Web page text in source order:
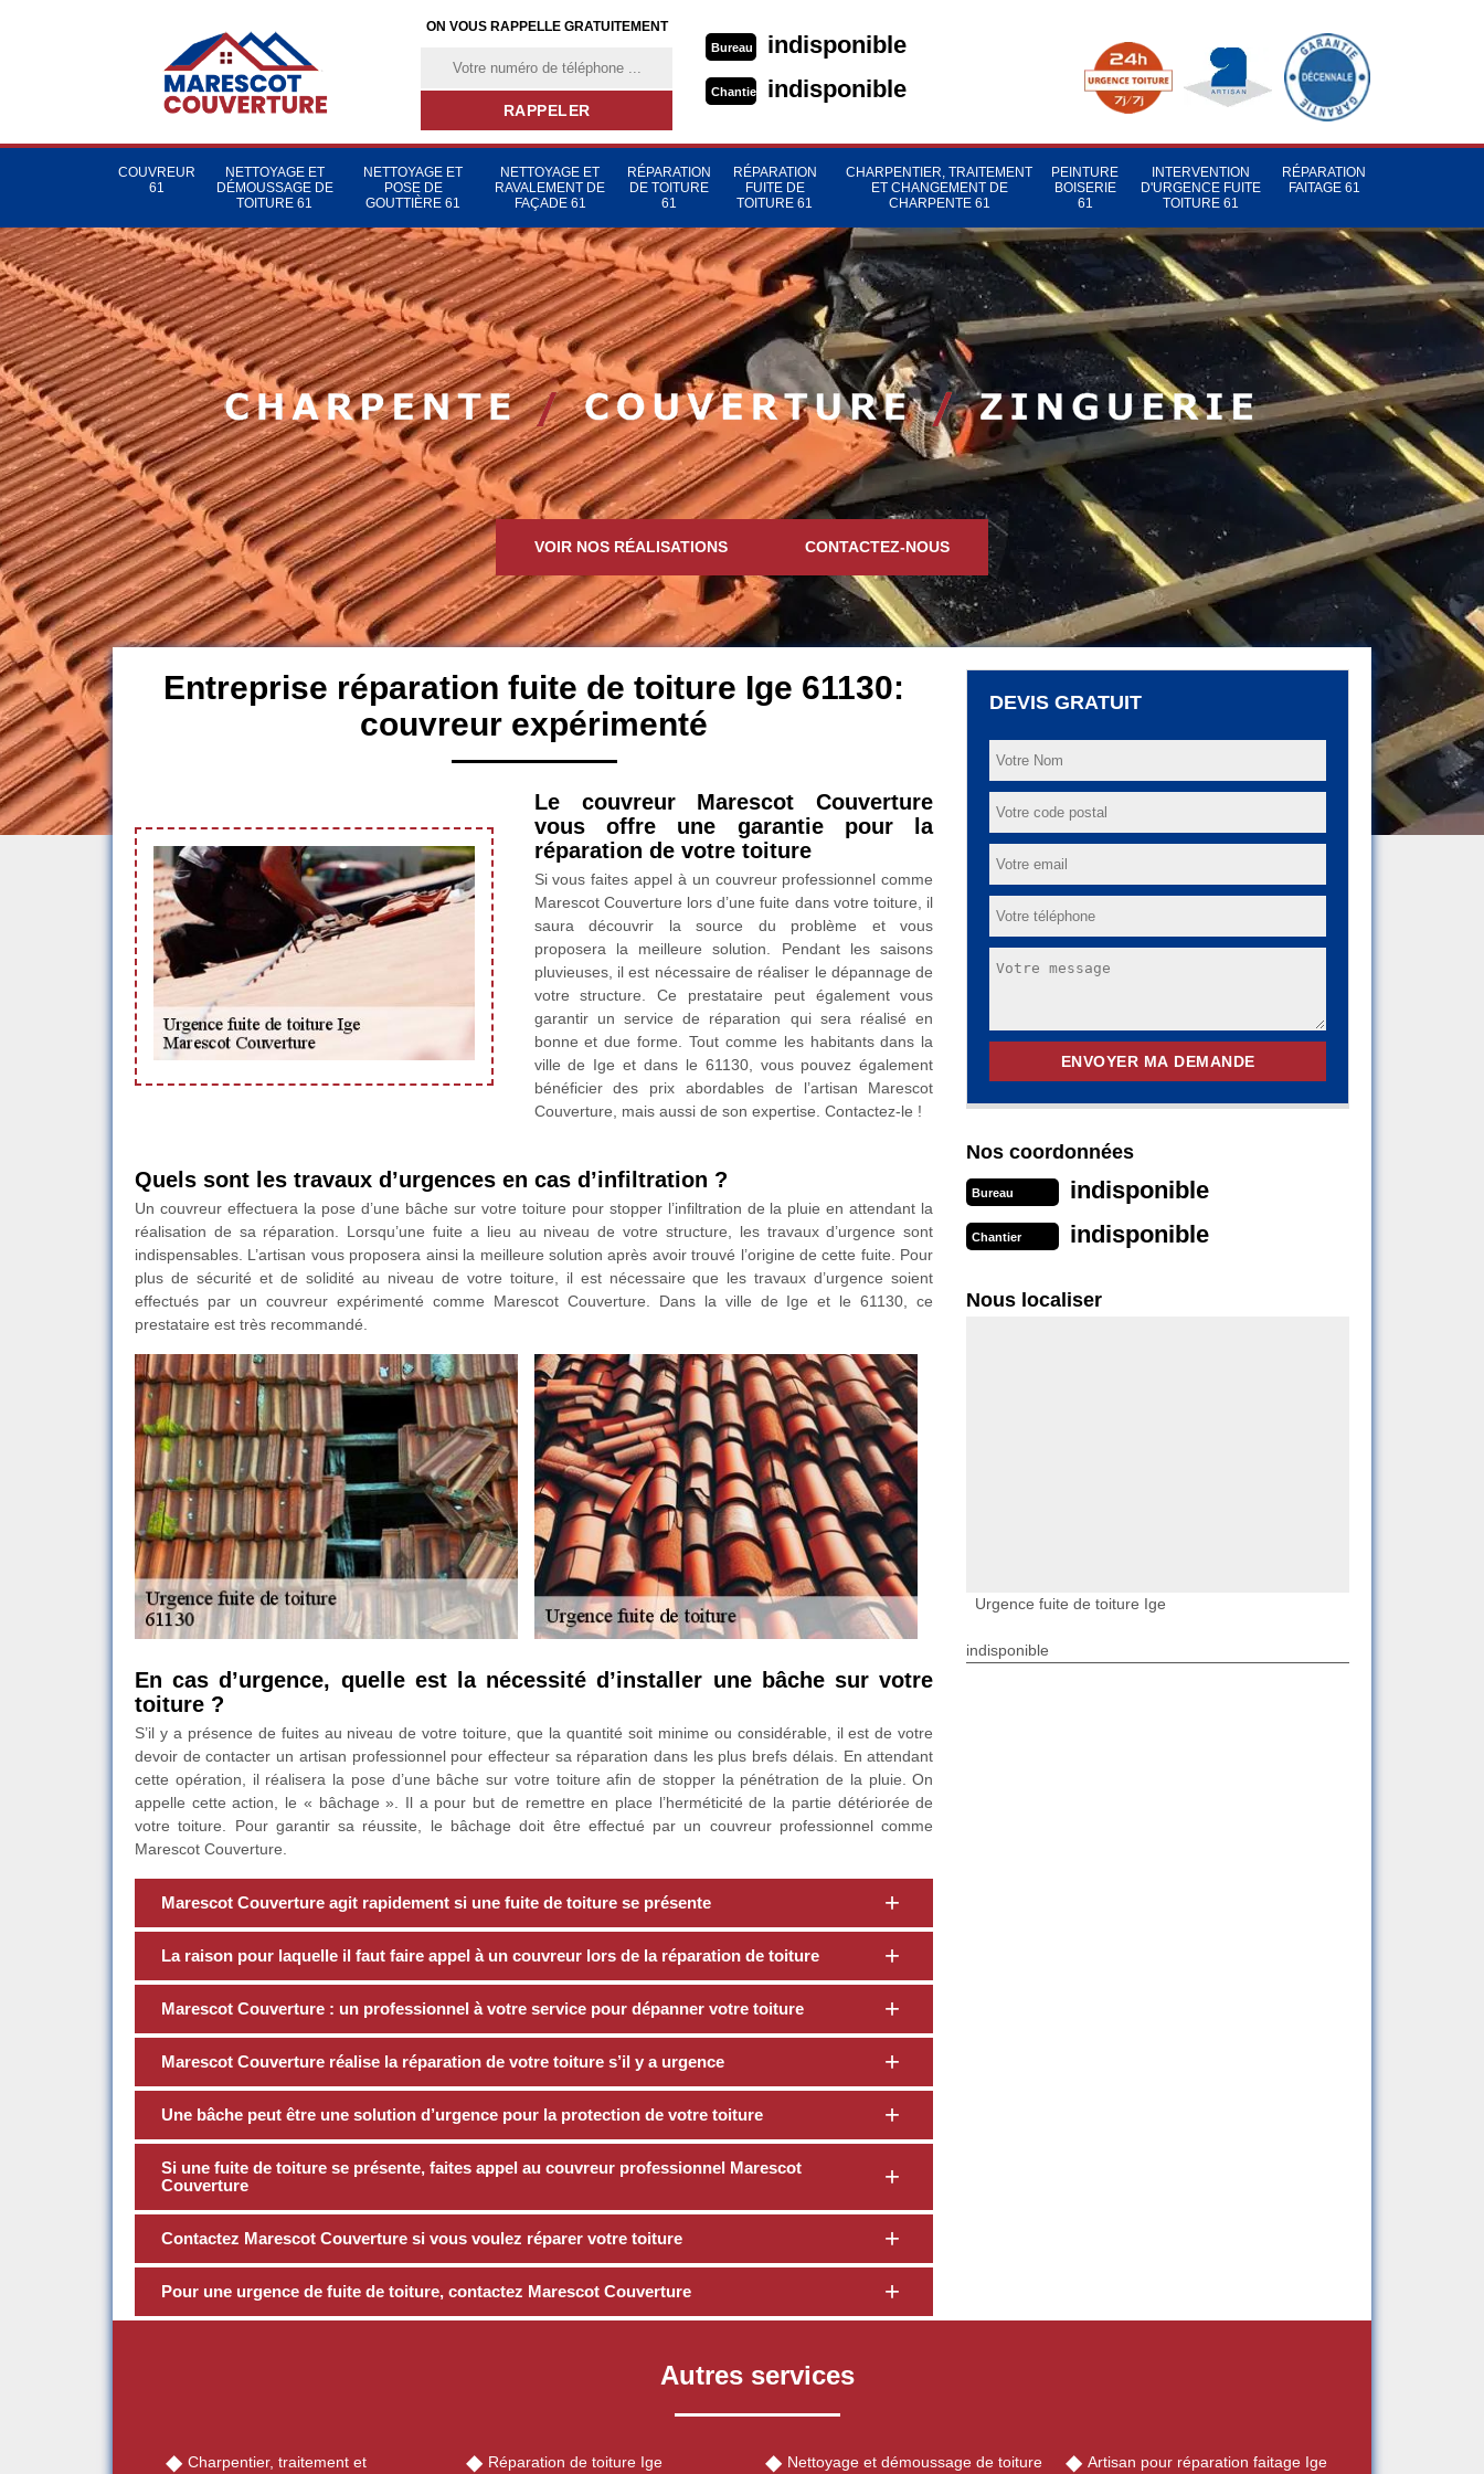
ON VOUS RAPPELLE GRATUITEMENT
Bureau indisponible
Chantier indisponible
COUVREUR
61
NETTOYAGE ET
DÉMOUSSAGE DE
TOITURE 61
NETTOYAGE ET
POSE DE
GOUTTIÈRE 61
NETTOYAGE ET
RAVALEMENT DE
FAÇADE 61
RÉPARATION
DE TOITURE
61
RÉPARATION
FUITE DE
TOITURE 61
CHARPENTIER, TRAITEMENT
ET CHANGEMENT DE
CHARPENTE 61
PEINTURE
BOISERIE
61
INTERVENTION
D'URGENCE FUITE
TOITURE 61
RÉPARATION
FAITAGE 61
VOIR NOS RÉALISATIONS CONTACTEZ-NOUS
Entreprise réparation fuite de toiture Ige 61130:
couvreur expérimenté
Le couvreur Marescot Couverture
vous offre une garantie pour la
réparation de votre toiture
Si vous faites appel à un couvreur professionnel comme
Marescot Couverture lors d’une fuite dans votre toiture, il
saura découvrir la source du problème et vous
proposera la meilleure solution. Pendant les saisons
pluvieuses, il est nécessaire de réaliser le dépannage de
votre structure. Ce prestataire peut également vous
garantir un service de réparation qui sera réalisé en
bonne et due forme. Tout comme les habitants dans la
ville de Ige et dans le 61130, vous pouvez également
bénéficier des prix abordables de l’artisan Marescot
Couverture, mais aussi de son expertise. Contactez-le !
Quels sont les travaux d’urgences en cas d’infiltration ?
Un couvreur effectuera la pose d’une bâche sur votre toiture pour stopper l’infiltration de la pluie en attendant la
réalisation de sa réparation. Lorsqu’une fuite a lieu au niveau de votre structure, les travaux d’urgence sont
indispensables. L’artisan vous proposera ainsi la meilleure solution après avoir trouvé l’origine de cette fuite. Pour
plus de sécurité et de solidité au niveau de votre toiture, il est nécessaire que les travaux d’urgence soient
effectués par un couvreur expérimenté comme Marescot Couverture. Dans la ville de Ige et le 61130, ce
prestataire est très recommandé.
En cas d’urgence, quelle est la nécessité d’installer une bâche sur votre
toiture ?
S’il y a présence de fuites au niveau de votre toiture, que la quantité soit minime ou considérable, il est de votre
devoir de contacter un artisan professionnel pour effecteur sa réparation dans les plus brefs délais. En attendant
cette opération, il réalisera la pose d’une bâche sur votre toiture afin de stopper la pénétration de la pluie. On
appelle cette action, le « bâchage ». Il a pour but de remettre en place l’herméticité de la partie détériorée de
votre toiture. Pour garantir sa réussite, le bâchage doit être effectué par un couvreur professionnel comme
Marescot Couverture.
Marescot Couverture agit rapidement si une fuite de toiture se présente
La raison pour laquelle il faut faire appel à un couvreur lors de la réparation de toiture
Marescot Couverture : un professionnel à votre service pour dépanner votre toiture
Marescot Couverture réalise la réparation de votre toiture s’il y a urgence
Une bâche peut être une solution d’urgence pour la protection de votre toiture
Si une fuite de toiture se présente, faites appel au couvreur professionnel Marescot
Couverture
Contactez Marescot Couverture si vous voulez réparer votre toiture
Pour une urgence de fuite de toiture, contactez Marescot Couverture
DEVIS GRATUIT
Nos coordonnées
Bureau indisponible
Chantier indisponible
Nous localiser
Urgence fuite de toiture Ige
indisponible
Autres services
Charpentier, traitement et
Réparation de toiture Ige
Nettoyage et démoussage de toiture
Artisan pour réparation faitage Ige